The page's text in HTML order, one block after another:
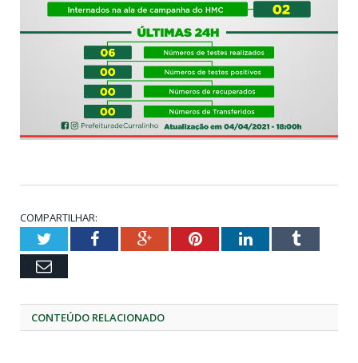
COMPARTILHAR:
TwitterFacebookGoogle+PinterestLinkedInTumblr
Email
CONTEÚDO RELACIONADO